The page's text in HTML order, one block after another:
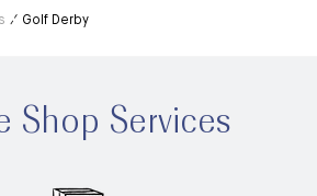
Golf Derby
Shop Services